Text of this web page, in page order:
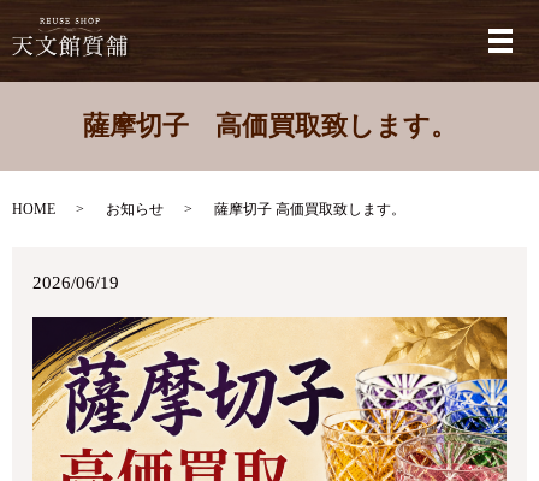
メ
薩摩切子 高価買取致します。
HOME お知らせ 薩摩切子 高価買取致します。
2026/06/19